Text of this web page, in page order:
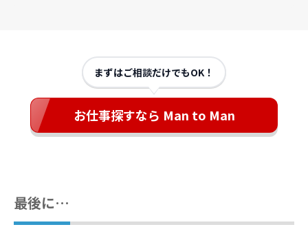
まずはご相談だけでもOK！
お仕事探すなら Man to Man
最後に…